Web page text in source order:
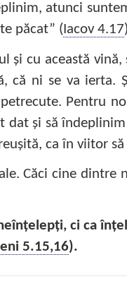
atunci
păcat” (Iacov 4.17
şi cu această
că ni se va ierta.
Pentru
dat şi să îndeplinim
ca în viitor
Căci cine
ci ca
5.15,16).